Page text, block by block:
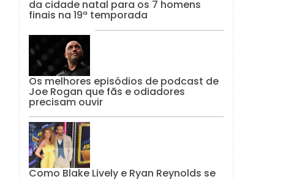
da cidade natal para os 7 homens
finais na 19ª temporada
Os melhores episódios de podcast de
Joe Rogan que fãs e odiadores
precisam ouvir
Como Blake Lively e Ryan Reynolds se